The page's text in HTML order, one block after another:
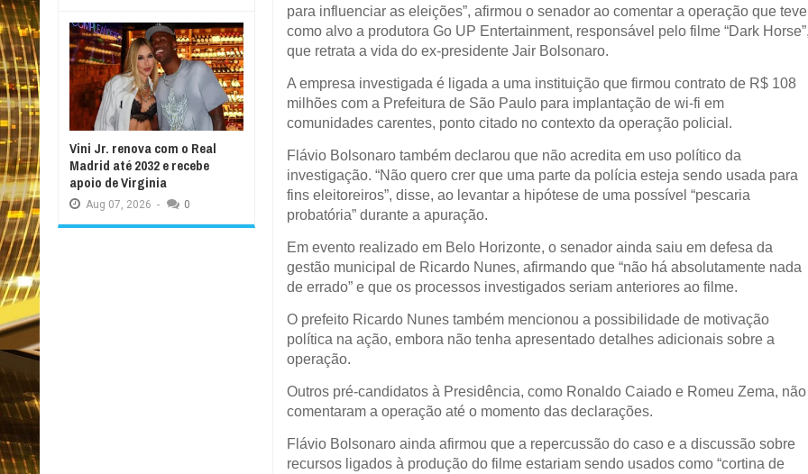
para influenciar as eleições”, afirmou o senador ao comentar a operação que teve
como alvo a produtora Go UP Entertainment, responsável pelo filme “Dark
que retrata a vida do ex-presidente Jair Bolsonaro.
A empresa investigada é ligada a uma instituição que firmou contrato de R$ 108
milhões com a Prefeitura de São Paulo para implantação de wi-fi em
comunidades carentes, ponto citado no contexto da operação policial.
Flávio Bolsonaro também declarou que não acredita em uso político da
investigação. “Não quero crer que uma parte da polícia esteja sendo usada para
fins eleitoreiros”, disse, ao levantar a hipótese de uma possível “pescaria
probatória” durante a apuração.
Em evento realizado em Belo Horizonte, o senador ainda saiu em defesa da
gestão municipal de Ricardo Nunes, afirmando que “não há absolutamente nada
de errado” e que os processos investigados seriam anteriores ao filme.
O prefeito Ricardo Nunes também mencionou a possibilidade de motivação
política na ação, embora não tenha apresentado detalhes adicionais sobre a
operação.
Outros pré-candidatos à Presidência, como Ronaldo Caiado e Romeu Zema, não
comentaram a operação até o momento das declarações.
Flávio Bolsonaro ainda afirmou que a repercussão do caso e a discussão sobre
recursos ligados à produção do filme estariam sendo usados como “cortina de
Vini Jr. renova com o Real
Madrid até 2032 e recebe
apoio de Virginia
Aug 07, 2026 - 0